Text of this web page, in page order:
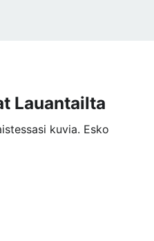
Lauantailta
kuvia. Esko